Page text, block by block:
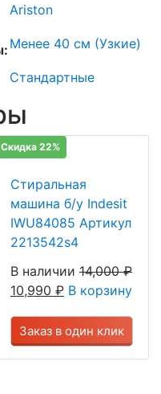
Ariston
Менее 40 см (Узкие)
Стандартные
Скидка 22%
Стиральная
машина б/у Indesit
IWU84085 Артикул
2213542s4
В наличии 14,000₽
10,990 ₽ В корзину
Заказ в один клик